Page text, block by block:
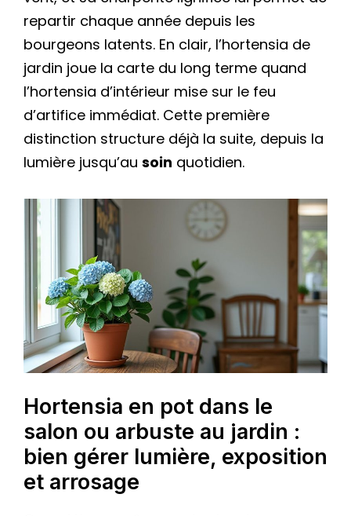
repartir chaque année depuis les
bourgeons latents. En clair, l’hortensia de
jardin joue la carte du long terme quand
l’hortensia d’intérieur mise sur le feu
d’artifice immédiat. Cette première
distinction structure déjà la suite, depuis la
lumière jusqu’au soin quotidien.
Hortensia en pot dans le
salon ou arbuste au jardin :
bien gérer lumière, exposition
et arrosage